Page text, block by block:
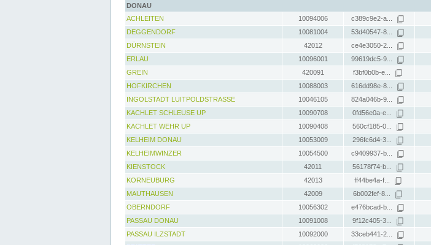
DONAU
ACHLEITEN
10094006 c389c9e2-a...
DEGGENDORF
10081004 53d40547-8...
DÜRNSTEIN
42012 ce4e3050-2...
ERLAU
10096001 99619dc5-9...
GREIN
420091 f3bf0b0b-e...
HOFKIRCHEN
10088003 616dd98e-8...
INGOLSTADT LUITPOLDSTRASSE
10046105 824a046b-9...
KACHLET SCHLEUSE UP
10090708 0fd56e0a-e...
KACHLET WEHR UP
10090408 560cf185-0...
KELHEIM DONAU
10053009 296fc6d4-3...
KELHEIMWINZER
10054500 c9409937-b...
KIENSTOCK
42011 56178f74-b...
KORNEUBURG
42013 ff44be4a-f...
MAUTHAUSEN
42009 6b002fef-8...
OBERNDORF
10056302 e476bcad-b...
PASSAU DONAU
10091008 9f12c405-3...
PASSAU ILZSTADT
10092000 33ceb441-2...